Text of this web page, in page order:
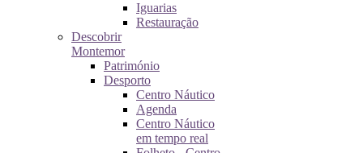
Iguarias
Restauração
Descobrir
Montemor
Património
Desporto
Centro Náutico
Agenda
Centro Náutico
em tempo real